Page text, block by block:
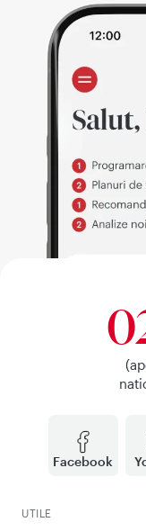
Facebook
UTILE